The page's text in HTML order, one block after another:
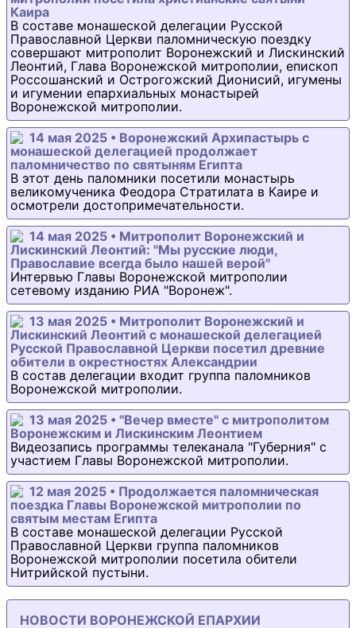
Каира
В составе монашеской делегации Русской
Православной Церкви паломническую поездку
совершают митрополит Воронежский и Лискинский
Леонтий, Глава Воронежской митрополии, епископ
Россошанский и Острогожский Дионисий, игумены
и игумении епархиальных монастырей
Воронежской митрополии.
14 мая 2025 • Воронежский Архипастырь с
монашеской делегацией продолжает
паломничество по святыням Египта
В этот день паломники посетили монастырь
великомученика Феодора Стратилата в Каире и
осмотрели достопримечательности.
14 мая 2025 • Митрополит Воронежский и
Лискинский Леонтий: "Мы русские люди,
Православие всегда было нашей верой"
Интервью Главы Воронежской митрополии
сетевому изданию РИА "Воронеж".
13 мая 2025 • Митрополит Воронежский и
Лискинский Леонтий с монашеской делегацией
Русской Православной Церкви посетил древние
обители в окрестностях Александрии
В состав делегации входит группа паломников
Воронежской митрополии.
13 мая 2025 • "Вечер вместе" с митрополитом
Воронежским и Лискинским Леонтием
Видеозапись программы телеканала "Губерния" с
участием Главы Воронежской митрополии.
12 мая 2025 • Продолжается паломническая
поездка Главы Воронежской митрополии по
святым местам Египта
В составе монашеской делегации Русской
Православной Церкви группа паломников
Воронежской митрополии посетила обители
Нитрийской пустыни.
НОВОСТИ ВОРОНЕЖСКОЙ ЕПАРХИИ